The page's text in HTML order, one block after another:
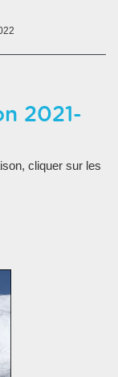
2021-
cliquer sur les